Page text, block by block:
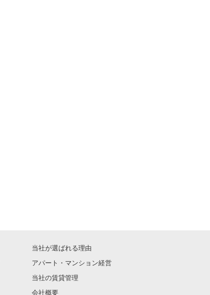
当社が選ばれる理由
アパート・マンション経営
当社の賃貸管理
会社概要